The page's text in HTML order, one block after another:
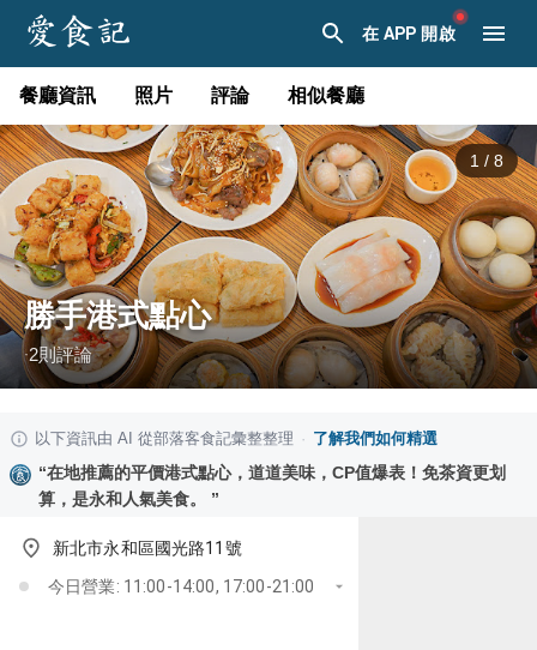
在 APP 開啟
餐廳資訊 照片 評論 相似餐廳
1 / 8
勝手港式點心
·2則評論
以下資訊由 AI 從部落客食記彙整整理 · 了解我們如何精選
“在地推薦的平價港式點心，道道美味，CP值爆表！免茶資更划
算，是永和人氣美食。 ”
新北市永和區國光路11號
今日營業: 11:00-14:00, 17:00-21:00